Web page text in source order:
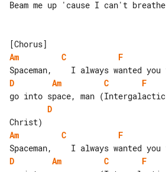
Beam me up 'cause I can't breathe
Am
C
F
D
Am C
F
D
Am
C
F
D
Am C
F